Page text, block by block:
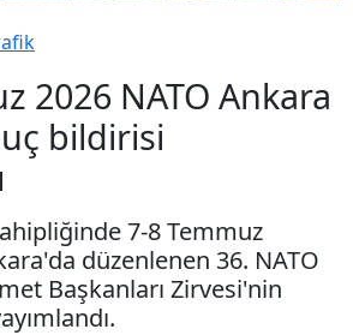
2026 NATO Ankara
bildirisi
7-8 Temmuz
düzenlenen 36.⁠ ⁠NATO
Başkanları Zirvesi'nin